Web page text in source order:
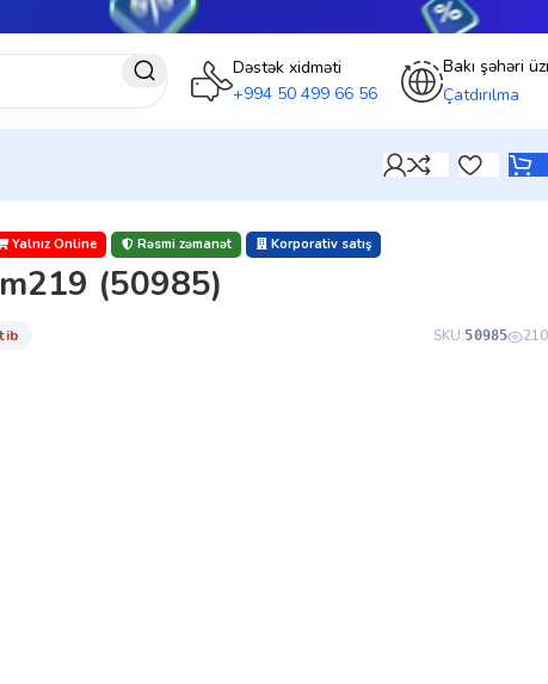
Dəstək xidməti
+994 50 499 66 56
Bakı şəhəri
Çatdırılma
Yalnız Online Rəsmi zəmanət Korporativ satış
(50985)
SKU:50985 210